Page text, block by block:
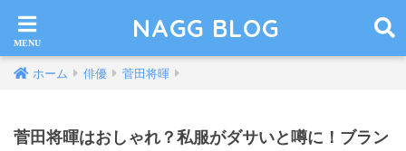
NAGG BLOG
ホーム 俳優 菅田将暉
菅田将暉はおしゃれ？私服がダサいと噂に！ブラン